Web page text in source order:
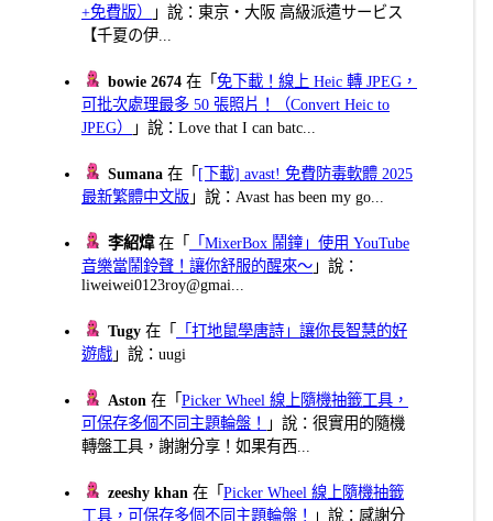
+免費版）
」說：東京・大阪 高級派遣サービス
【千夏の伊...
bowie 2674 在「免下載！線上 Heic 轉 JPEG，
可批次處理最多 50 張照片！（Convert Heic to
JPEG）
」說：Love that I can batc...
Sumana 在「 [下載] avast! 免費防毒軟體 2025
最新繁體中文版 」說：Avast has been my go...
李紹煒在「
「MixerBox 鬧鐘」使用 YouTube
音樂當鬧鈴聲！讓你舒服的醒來～ 」說：
liweiwei0123roy@gmai...
Tugy 在「
「打地鼠學唐詩」讓你長智慧的好
遊戲 」說：uugi
Aston 在「Picker Wheel 線上隨機抽籤工具，
可保存多個不同主題輪盤！
」說：很實用的隨機
轉盤工具，謝謝分享！如果有西...
zeeshy khan 在「Picker Wheel 線上隨機抽籤
工具，可保存多個不同主題輪盤！
」說：感謝分